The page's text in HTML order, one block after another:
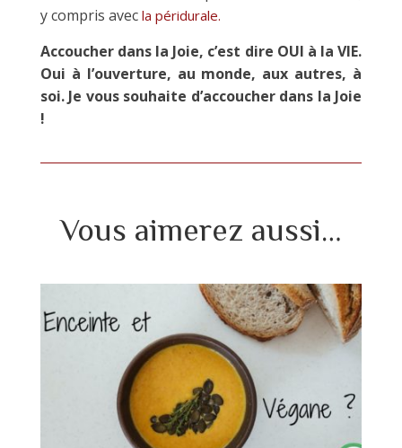
y compris avec la péridurale.
Accoucher dans la Joie, c’est dire OUI à la VIE.
Oui à l’ouverture, au monde, aux autres, à
soi. Je vous souhaite d’accoucher dans la Joie
!
Vous aimerez aussi…